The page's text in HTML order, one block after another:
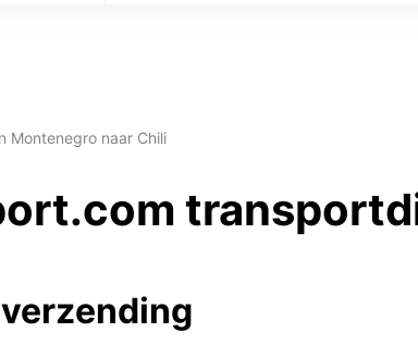
Montenegro naar Chili